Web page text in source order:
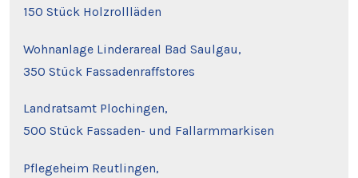
150 Stück Holzrollläden
Wohnanlage Linderareal Bad Saulgau,
350 Stück Fassadenraffstores
Landratsamt Plochingen,
500 Stück Fassaden- und Fallarmmarkisen
Pflegeheim Reutlingen,